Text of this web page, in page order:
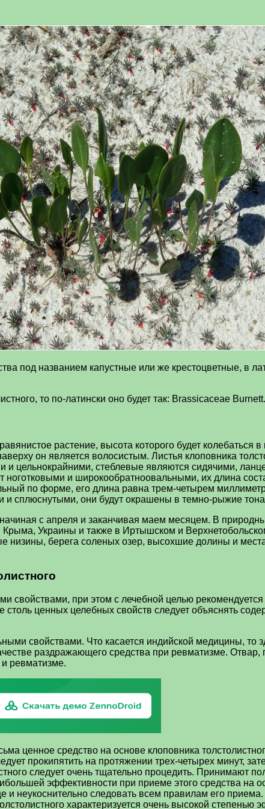
под названием капустные или же крестоцветные, в
то по-латински оно будет так: Brassicaceae Burnett.
растение, высота которого будет
он является волосистым. Листья клоповника
и цельнокрайними, стеблевые являются сидячими,
ноготковыми и широкообратноовальными, их длина
по форме, его длина равна трем-четырем
сплюснутыми, они будут окрашены в темно-рыжие
с апреля и заканчивая маем месяцем. В
Украины и также в Иртышском и
низины, берега соленых озер, высохшие долины и
при этом с лечебной целью
столь ценных целебных свойств следует объяснять
свойствами. Что касается индийской медицины,
раздражающего средства при ревматизме.
и ревматизме.
ценное средство на основе клоповника
прокипятить на протяжении трех-четырех минут,
следует очень тщательно процедить. Принимают
эффективности при приеме этого средства на
и неукоснительно следовать всем правилам его
характеризуется очень высокой степенью